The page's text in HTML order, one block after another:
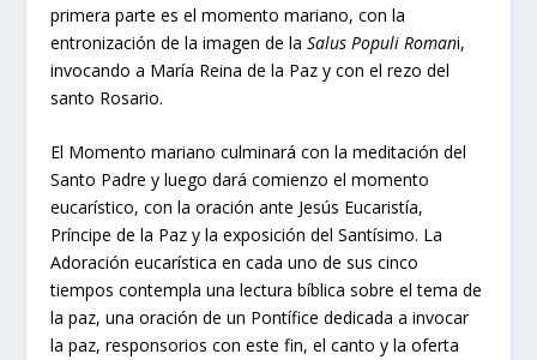
primera parte es el momento mariano, con la
entronización de la imagen de laSalus Populi Romani,
invocando a María Reina de la Paz y con el rezo del
santo Rosario.
El Momento mariano culminará con la meditación del
Santo Padre y luego dará comienzo el momento
eucarístico, con la oración ante Jesús Eucaristía,
Príncipe de la Paz y la exposición del Santísimo. La
Adoración eucarística en cada uno de sus cinco
tiempos contempla una lectura bíblica sobre el tema de
la paz, una oración de un Pontífice dedicada a invocar
la paz, responsorios con este fin, el canto y la oferta